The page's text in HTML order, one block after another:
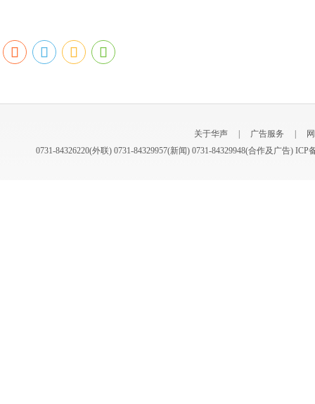
关于华声 | 广告服务 |
0731-84326220(外联) 0731-84329957(新闻) 0731-84329948(合作及广告) ICP